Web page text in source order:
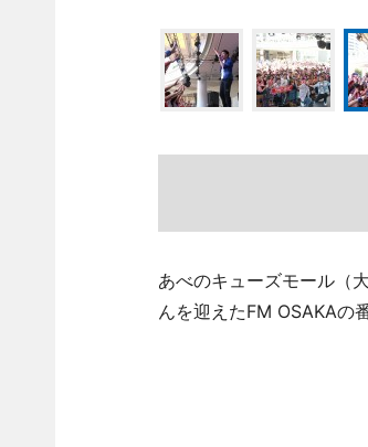
あべのキューズモール（
んを迎えたFM OSAKAの